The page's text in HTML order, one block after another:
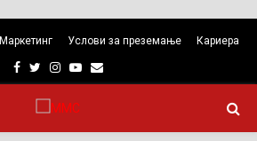
Маркетинг Услови за преземање Кариера
Facebook
TwitterInstagram
Youtube
Email